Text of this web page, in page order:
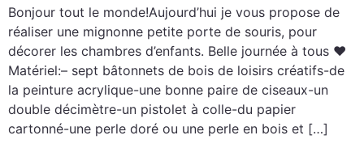
Bonjour tout le monde!Aujourd’hui je vous propose de
réaliser une mignonne petite porte de souris, pour
décorer les chambres d’enfants. Belle journée à tous ♥
Matériel:– sept bâtonnets de bois de loisirs créatifs-de
la peinture acrylique-une bonne paire de ciseaux-un
double décimètre-un pistolet à colle-du papier
cartonné-une perle doré ou une perle en bois et […]